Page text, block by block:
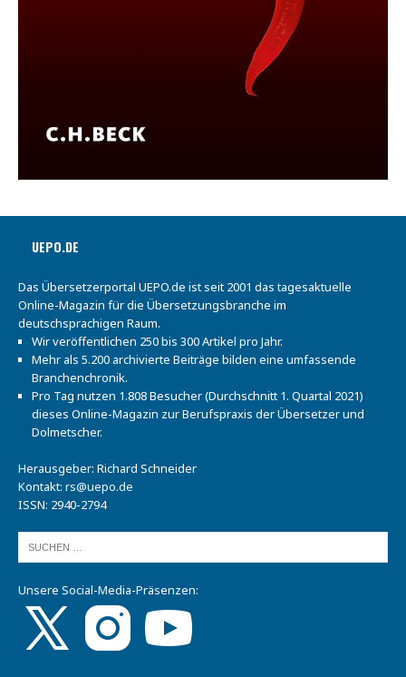
UEPO.DE
Das Übersetzerportal UEPO.de ist seit 2001 das tagesaktuelle
Online-Magazin für die Übersetzungsbranche im
deutschsprachigen Raum.
Wir veröffentlichen 250 bis 300 Artikel pro Jahr.
Mehr als 5.200 archivierte Beiträge bilden eine umfassende
Branchenchronik.
Pro Tag nutzen 1.808 Besucher (Durchschnitt 1. Quartal 2021)
dieses Online-Magazin zur Berufspraxis der Übersetzer und
Dolmetscher.
Herausgeber: Richard Schneider
Kontakt: rs@uepo.de
ISSN: 2940-2794
Unsere Social-Media-Präsenzen: